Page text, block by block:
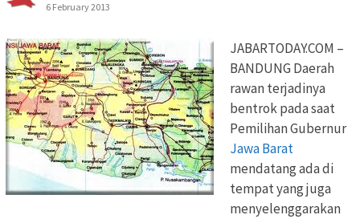
6 February 2013
JABARTODAY.COM –
BANDUNG Daerah
rawan terjadinya
bentrok pada saat
Pemilihan Gubernur
Jawa Barat
mendatang ada di
tempat yang juga
menyelenggarakan